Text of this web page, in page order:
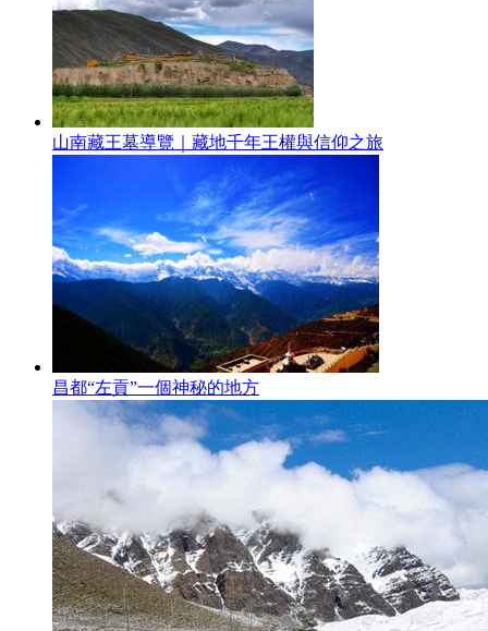
山南藏王墓導覽｜藏地千年王權與信仰之旅
昌都“左貢”一個神秘的地方